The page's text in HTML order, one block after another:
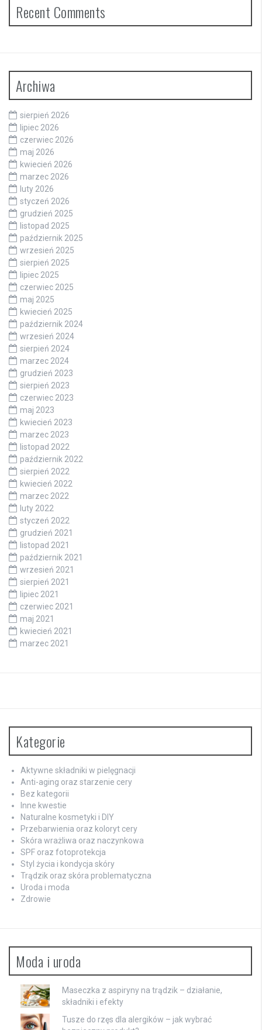
Recent Comments
Archiwa
sierpień 2026
lipiec 2026
czerwiec 2026
maj 2026
kwiecień 2026
marzec 2026
luty 2026
styczeń 2026
grudzień 2025
listopad 2025
październik 2025
wrzesień 2025
sierpień 2025
lipiec 2025
czerwiec 2025
maj 2025
kwiecień 2025
październik 2024
wrzesień 2024
sierpień 2024
marzec 2024
grudzień 2023
sierpień 2023
czerwiec 2023
maj 2023
kwiecień 2023
marzec 2023
listopad 2022
październik 2022
sierpień 2022
kwiecień 2022
marzec 2022
luty 2022
styczeń 2022
grudzień 2021
listopad 2021
październik 2021
wrzesień 2021
sierpień 2021
lipiec 2021
czerwiec 2021
maj 2021
kwiecień 2021
marzec 2021
Kategorie
Aktywne składniki w pielęgnacji
Anti-aging oraz starzenie cery
Bez kategorii
Inne kwestie
Naturalne kosmetyki i DIY
Przebarwienia oraz koloryt cery
Skóra wrażliwa oraz naczynkowa
SPF oraz fotoprotekcja
Styl życia i kondycja skóry
Trądzik oraz skóra problematyczna
Uroda i moda
Zdrowie
Moda i uroda
Maseczka z aspiryny na trądzik – działanie,
składniki i efekty
Tusze do rzęs dla alergików – jak wybrać